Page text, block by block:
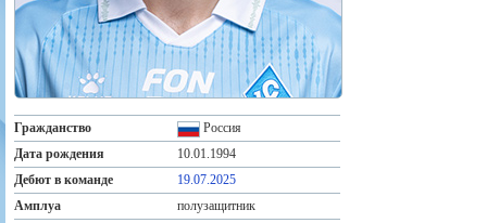
Крылья Советов-2
Календарь
Таблица
Шахматка
Гражданство
Россия
Дата рождения
10.01.1994
Дебют в команде
19.07.2025
Амплуа
полузащитник